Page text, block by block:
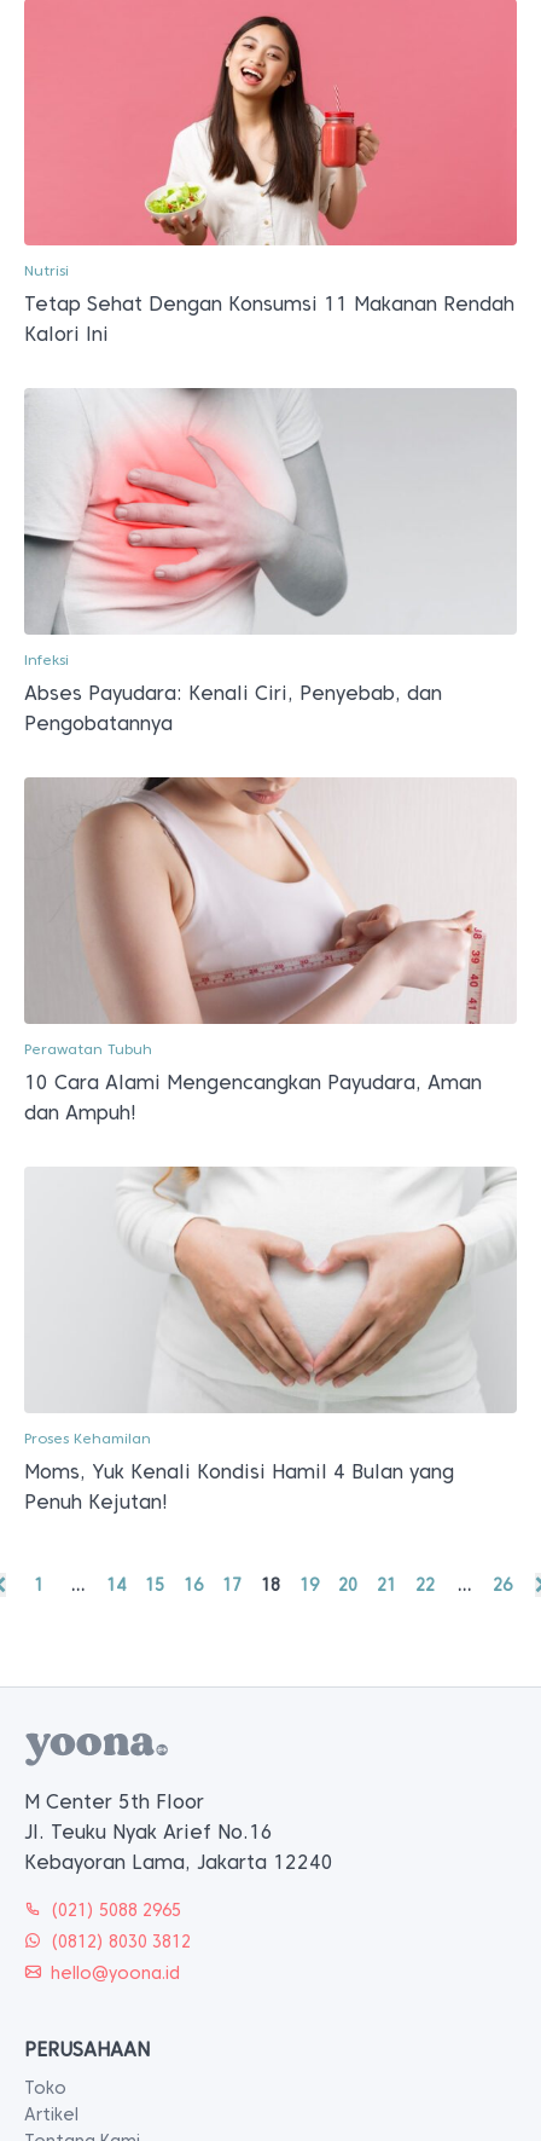
Nutrisi
Tetap Sehat Dengan Konsumsi 11 Makanan Rendah
Kalori Ini
Infeksi
Abses Payudara: Kenali Ciri, Penyebab, dan
Pengobatannya
Perawatan Tubuh
10 Cara Alami Mengencangkan Payudara, Aman
dan Ampuh!
Proses Kehamilan
Moms, Yuk Kenali Kondisi Hamil 4 Bulan yang
Penuh Kejutan!
1 … 14 15 16 17 18 19 20 21 22 … 26
M Center 5th Floor
Jl. Teuku Nyak Arief No.16
Kebayoran Lama, Jakarta 12240
(021) 5088 2965
(0812) 8030 3812
hello@yoona.id
PERUSAHAAN
Toko
Artikel